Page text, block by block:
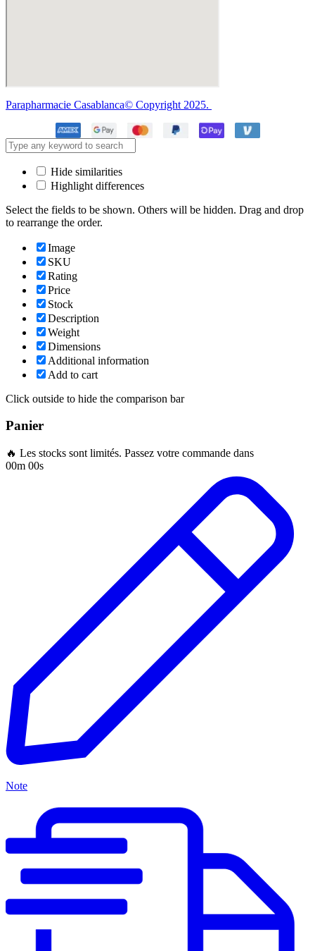
Parapharmacie Casablanca© Copyright 2025.
Hide similarities
Highlight differences
Select the fields to be shown. Others will be hidden. Drag and drop
to rearrange the order.
Image
SKU
Rating
Price
Stock
Description
Weight
Dimensions
Additional information
Add to cart
Click outside to hide the comparison bar
Panier
🔥 Les stocks sont limités. Passez votre commande dans
00m 00s
Note